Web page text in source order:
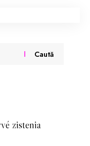
Caută
zistenia